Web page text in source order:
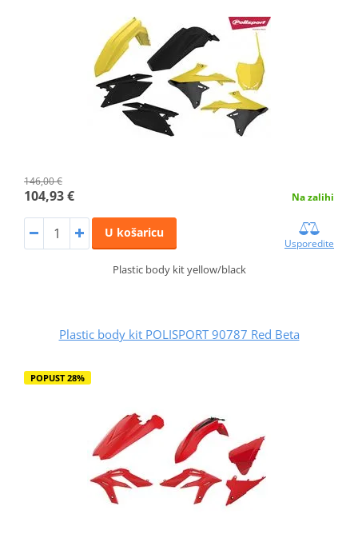
146,00 €
104,93 € Na zalihi
U košaricu
Usporedite
Plastic body kit yellow/black
Plastic body kit POLISPORT 90787 Red Beta
POPUST 28%